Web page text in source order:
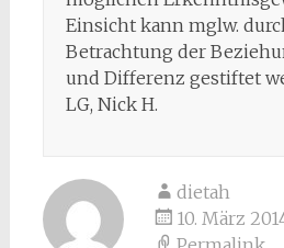
Einsicht kann mglw.
Betrachtung der
und Differenz gestiftet
LG, Nick H.
dietah
10. März